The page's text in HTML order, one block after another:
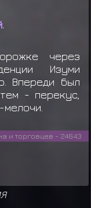
через
Изуми
Впереди был
- перекус,
и торговцев - 24643